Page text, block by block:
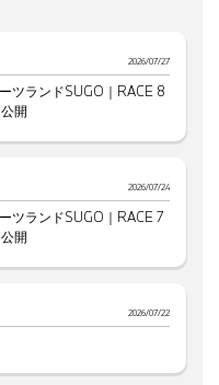
2026/07/27
ツランドSUGO｜RACE 8
開
2026/07/24
ツランドSUGO｜RACE 7
開
2026/07/22